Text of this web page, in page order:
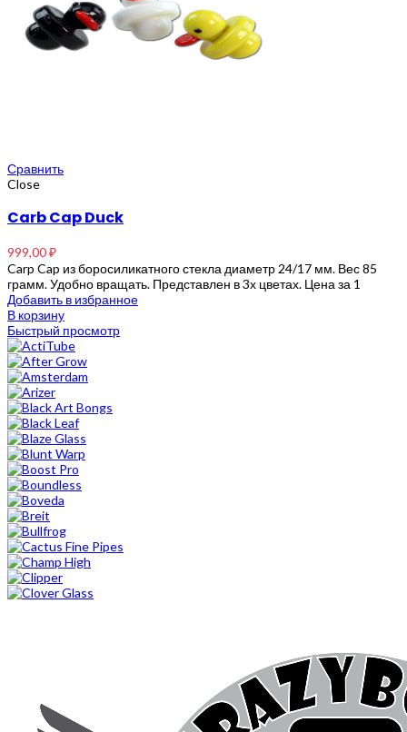
Сравнить
Close
Carb Cap Duck
999,00₽
Carp Cap из боросиликатного стекла диаметр 24/17 мм. Вес 85
грамм. Удобно вращать. Представлен в 3х цветах. Цена за 1
Добавить в избранное
В корзину
Быстрый просмотр